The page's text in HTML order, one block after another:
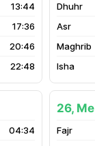
13:44
17:36
20:46
22:48
04:34
26, Me